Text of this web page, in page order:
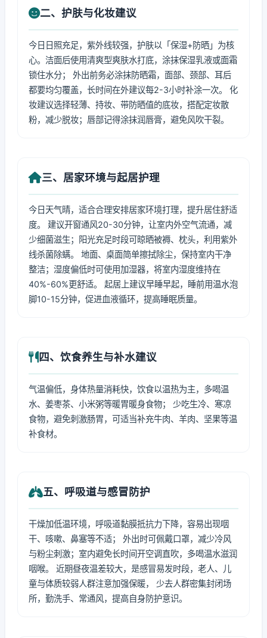
二、护肤与化妆建议
今日日照充足，紫外线较强，护肤以「保湿+防晒」为核
心。洁面后使用清爽型爽肤水打底，涂抹保湿乳液或面霜
锁住水分； 外出前务必涂抹防晒霜，面部、颈部、耳后
都要均匀覆盖，长时间在外建议每2-3小时补涂一次。 化
妆建议选择轻薄、持妆、带防晒值的底妆，搭配定妆散
粉，减少脱妆；唇部记得涂抹润唇膏，避免风吹干裂。
三、居家环境与起居护理
今日天气晴，适合合理安排居家环境打理，提升居住舒适
度。 建议开窗通风20-30分钟，让室内外空气流通，减
少细菌滋生；阳光充足时段可晾晒被褥、枕头，利用紫外
线杀菌除螨。 地面、桌面简单擦拭除尘，保持室内干净
整洁；湿度偏低时可使用加湿器，将室内湿度维持在
40%-60%更舒适。 起居上建议早睡早起，睡前用温水泡
脚10-15分钟，促进血液循环，提高睡眠质量。
四、饮食养生与补水建议
气温偏低，身体热量消耗快，饮食以温热为主，多喝温
水、姜枣茶、小米粥等暖胃暖身食物； 少吃生冷、寒凉
食物，避免刺激肠胃，可适当补充牛肉、羊肉、坚果等温
补食材。
五、呼吸道与感冒防护
干燥加低温环境，呼吸道黏膜抵抗力下降，容易出现咽
干、咳嗽、鼻塞等不适； 外出时可佩戴口罩，减少冷风
与粉尘刺激；室内避免长时间开空调直吹，多喝温水滋润
咽喉。 近期昼夜温差较大，是感冒易发时段，老人、儿
童与体质较弱人群注意加强保暖， 少去人群密集封闭场
所，勤洗手、常通风，提高自身防护意识。